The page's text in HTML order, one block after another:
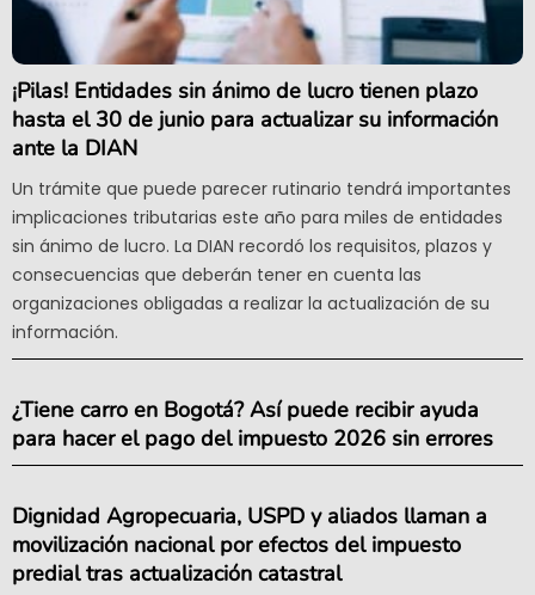
¡Pilas! Entidades sin ánimo de lucro tienen plazo
hasta el 30 de junio para actualizar su información
ante la DIAN
Un trámite que puede parecer rutinario tendrá importantes
implicaciones tributarias este año para miles de entidades
sin ánimo de lucro. La DIAN recordó los requisitos, plazos y
consecuencias que deberán tener en cuenta las
organizaciones obligadas a realizar la actualización de su
información.
¿Tiene carro en Bogotá? Así puede recibir ayuda
para hacer el pago del impuesto 2026 sin errores
Dignidad Agropecuaria, USPD y aliados llaman a
movilización nacional por efectos del impuesto
predial tras actualización catastral